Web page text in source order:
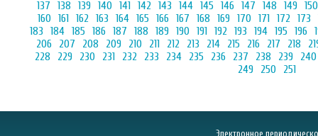
137
138 139 140 141 142 143 144 145 146 147 148 149 150
160 161 162 163 164 165 166 167 168 169 170 171 172 173
183
184 185 186 187 188 189 190 191 192 193 194 195 196
206
207 208 209 210 211 212 213 214 215 216 217 218
228
229 230 231 232 233 234 235 236 237 238 239
240
249
250 251
Электронное